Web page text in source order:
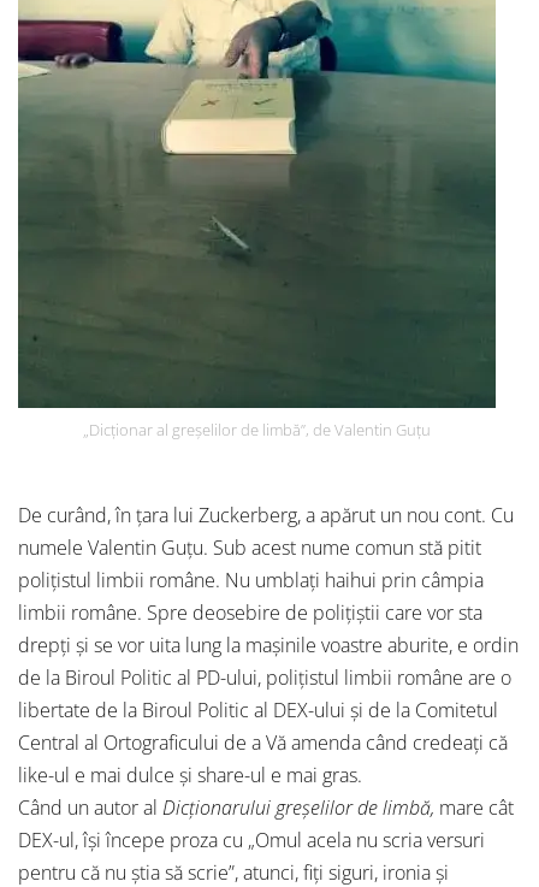
„Dicționar al greșelilor de limbă”, de Valentin Guțu
De curând, în țara lui Zuckerberg, a apărut un nou cont. Cu
numele Valentin Guțu. Sub acest nume comun stă pitit
polițistul limbii române. Nu umblați haihui prin câmpia
limbii române. Spre deosebire de polițiștii care vor sta
drepți și se vor uita lung la mașinile voastre aburite, e ordin
de la Biroul Politic al PD-ului, polițistul limbii române are o
libertate de la Biroul Politic al DEX-ului și de la Comitetul
Central al Ortograficului de a Vă amenda când credeați că
like-ul e mai dulce și share-ul e mai gras.
Când un autor al Dicționarului greșelilor de limbă, mare cât
DEX-ul, își începe proza cu „Omul acela nu scria versuri
pentru că nu știa să scrie”, atunci, fiți siguri, ironia și